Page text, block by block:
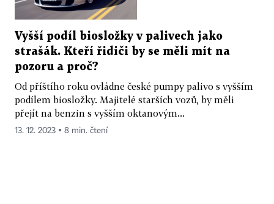
Vyšší podíl biosložky v palivech jako
strašák. Kteří řidiči by se měli mít na
pozoru a proč?
Od příštího roku ovládne české pumpy palivo s vyšším
podílem biosložky. Majitelé starších vozů, by měli
přejít na benzin s vyšším oktanovým...
13. 12. 2023 ▪ 8 min. čtení